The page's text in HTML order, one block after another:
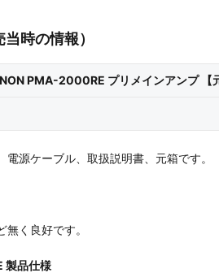
時の情報）
PMA-2000RE プリメインアンプ 【
源ケーブル、取扱説明書、元箱です。
く良好です。
製品仕様